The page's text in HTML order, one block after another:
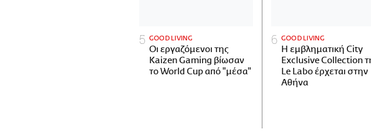
GOOD LIVING
Οι εργαζόμενοι της
Kaizen Gaming βίωσαν
το World Cup από "μέσα"
GOOD LIVING
Η εμβληματική City
Exclusive Collection
Le Labo έρχεται στην
Αθήνα